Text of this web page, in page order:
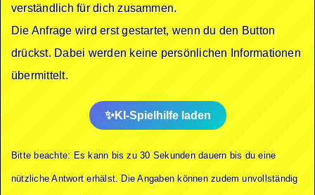
verständlich für dich zusammen.
Die Anfrage wird erst gestartet, wenn du den Button
drückst. Dabei werden keine persönlichen Informationen
übermittelt.
KI-Spielhilfe laden
Bitte beachte: Es kann bis zu 30 Sekunden dauern bis du eine
nützliche Antwort erhälst. Die Angaben können zudem unvollständig